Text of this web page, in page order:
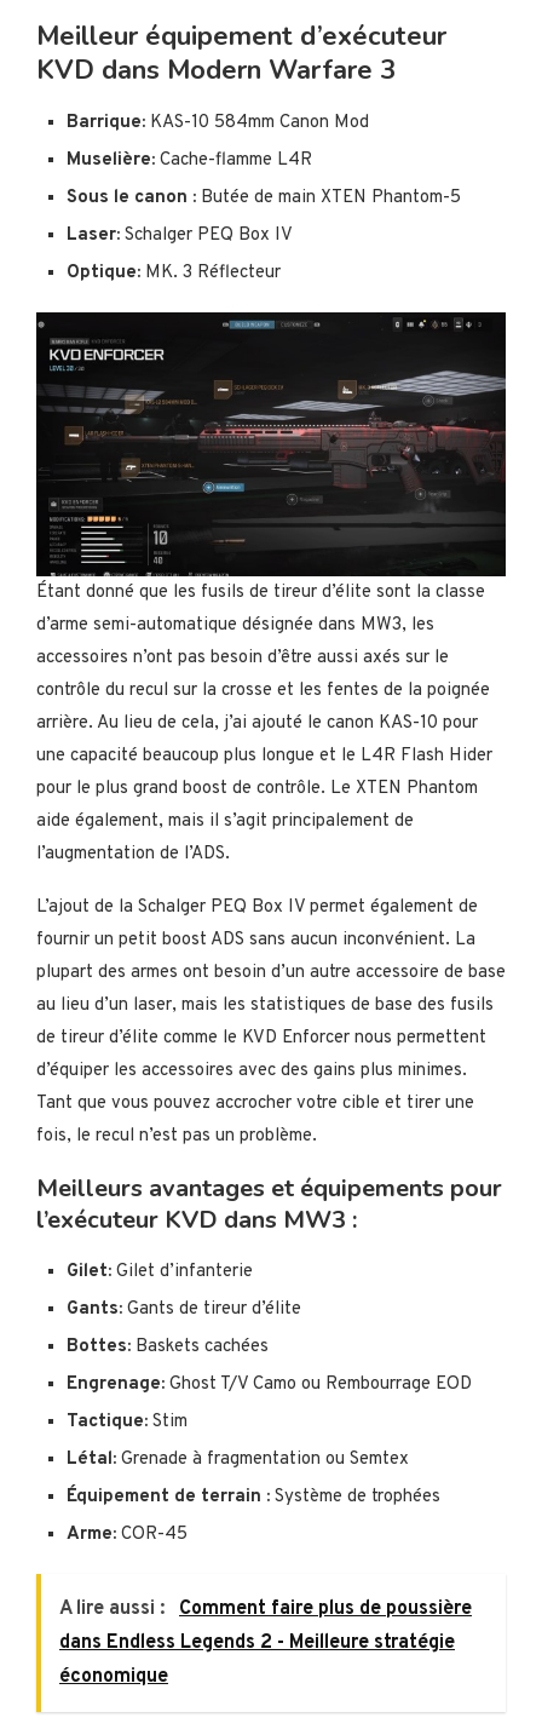
Meilleur équipement d’exécuteur
KVD dans Modern Warfare 3
Barrique: KAS-10 584mm Canon Mod
Muselière: Cache-flamme L4R
Sous le canon : Butée de main XTEN Phantom-5
Laser: Schalger PEQ Box IV
Optique: MK. 3 Réflecteur
Étant donné que les fusils de tireur d’élite sont la classe
d’arme semi-automatique désignée dans MW3, les
accessoires n’ont pas besoin d’être aussi axés sur le
contrôle du recul sur la crosse et les fentes de la poignée
arrière. Au lieu de cela, j’ai ajouté le canon KAS-10 pour
une capacité beaucoup plus longue et le L4R Flash Hider
pour le plus grand boost de contrôle. Le XTEN Phantom
aide également, mais il s’agit principalement de
l’augmentation de l’ADS.
L’ajout de la Schalger PEQ Box IV permet également de
fournir un petit boost ADS sans aucun inconvénient. La
plupart des armes ont besoin d’un autre accessoire de base
au lieu d’un laser, mais les statistiques de base des fusils
de tireur d’élite comme le KVD Enforcer nous permettent
d’équiper les accessoires avec des gains plus minimes.
Tant que vous pouvez accrocher votre cible et tirer une
fois, le recul n’est pas un problème.
Meilleurs avantages et équipements pour
l’exécuteur KVD dans MW3 :
Gilet: Gilet d’infanterie
Gants: Gants de tireur d’élite
Bottes: Baskets cachées
Engrenage: Ghost T/V Camo ou Rembourrage EOD
Tactique: Stim
Létal: Grenade à fragmentation ou Semtex
Équipement de terrain : Système de trophées
Arme: COR-45
A lire aussi :
Comment faire plus de poussière
dans Endless Legends 2 - Meilleure stratégie
économique